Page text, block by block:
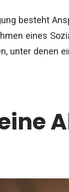
besteht
eines
unter denen